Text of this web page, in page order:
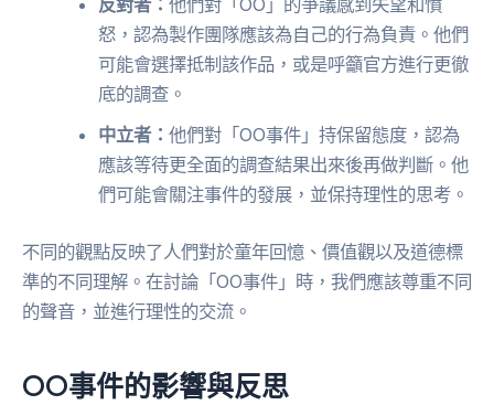
怒，認為製作團隊應該為自己的行為負責。他們
可能會選擇抵制該作品，或是呼籲官方進行更徹
底的調查。
中立者：他們對「OO事件」持保留態度，認為
應該等待更全面的調查結果出來後再做判斷。他
們可能會關注事件的發展，並保持理性的思考。
不同的觀點反映了人們對於童年回憶、價值觀以及道德標
準的不同理解。在討論「OO事件」時，我們應該尊重不同
的聲音，並進行理性的交流。
OO事件的影響與反思